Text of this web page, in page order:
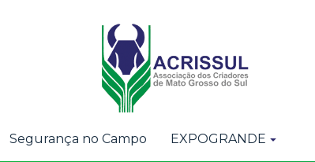
Segurança no Campo EXPOGRANDE